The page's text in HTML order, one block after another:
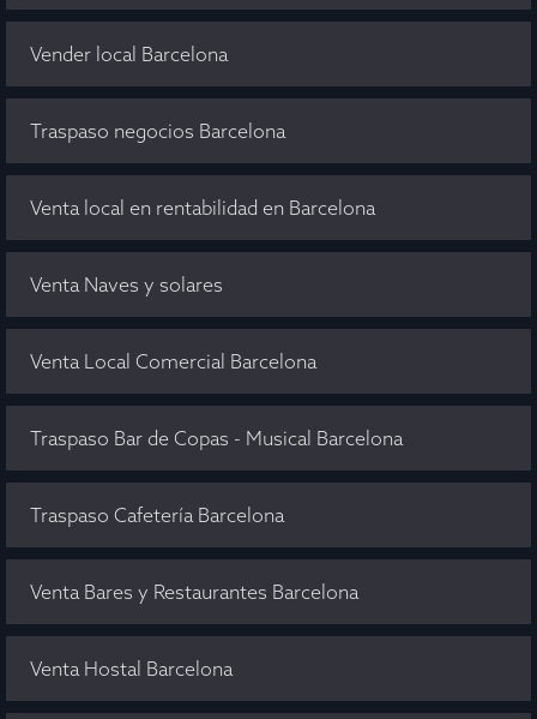
Vender local Barcelona
Traspaso negocios Barcelona
Venta local en rentabilidad en Barcelona
Venta Naves y solares
Venta Local Comercial Barcelona
Traspaso Bar de Copas - Musical Barcelona
Traspaso Cafetería Barcelona
Venta Bares y Restaurantes Barcelona
Venta Hostal Barcelona